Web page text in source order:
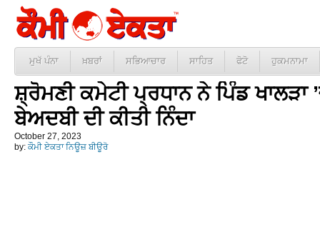
ਮੁਖੱ ਪੰਨਾ ਖ਼ਬਰਾਂ ਸਭਿਆਚਾਰ ਸਾਹਿਤ ਫੋਟੋ ਹੁਕਮਨਾਮਾ
ਸ਼੍ਰੋਮਣੀ ਕਮੇਟੀ ਪ੍ਰਧਾਨ ਨੇ ਪਿੰਡ ਖਾਲੜਾ
ਬੇਅਦਬੀ ਦੀ ਕੀਤੀ ਨਿੰਦਾ
October 27, 2023
by: ਕੌਮੀ ਏਕਤਾ ਨਿਊਜ਼ ਬੀਊਰੋ